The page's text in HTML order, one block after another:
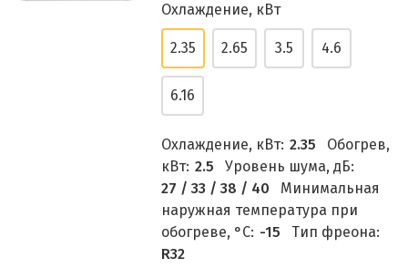
Охлаждение, кВт
2.35 2.65 3.5 4.6
6.16
Охлаждение, кВт: 2.35
Обогрев,
кВт: 2.5
Уровень шума, дБ:
27 / 33 / 38 / 40
Минимальная
наружная температура при
обогреве, °C: -15
Тип фреона:
R32